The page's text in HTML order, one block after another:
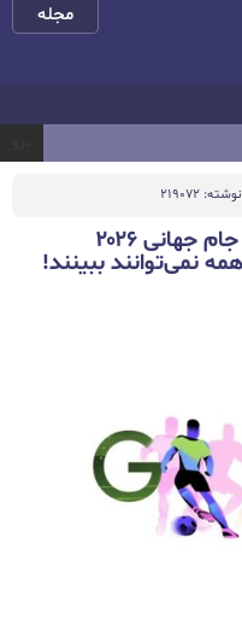
مجله
219072
لوگو سفارشی جدید گوگل برای جام جهانی ۲۰۲۶
نمی‌توانند ببینند!